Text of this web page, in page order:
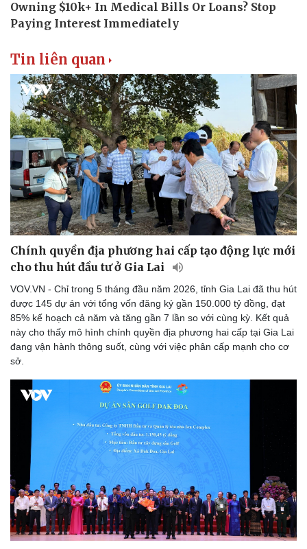
Doanh nghiệp
Thông tin doanh nghiệp
Doanh nghiệp 24h
Công nghệ
Sành điệu
Tin Công nghệ
Tin liên quan
Chính quyền địa phương hai cấp tạo động lực mới
cho thu hút đầu tư ở Gia Lai
VOV.VN - Chỉ trong 5 tháng đầu năm 2026, tỉnh Gia Lai đã thu hút
được 145 dự án với tổng vốn đăng ký gần 150.000 tỷ đồng, đạt
85% kế hoạch cả năm và tăng gần 7 lần so với cùng kỳ. Kết quả
này cho thấy mô hình chính quyền địa phương hai cấp tại Gia Lai
đang vận hành thông suốt, cùng với việc phân cấp mạnh cho cơ
sở.